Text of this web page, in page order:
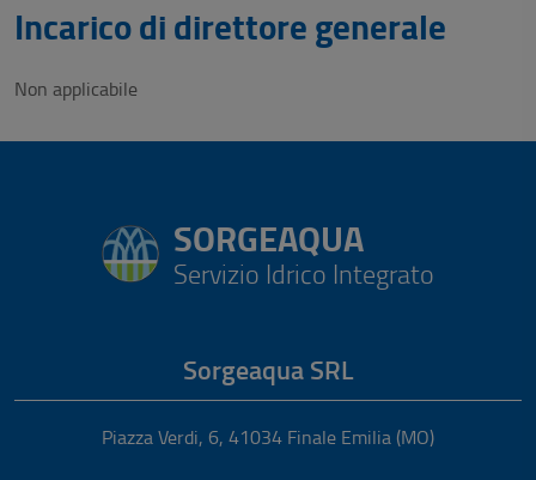
Incarico di direttore generale
Non applicabile
SORGEAQUA
Servizio Idrico Integrato
Sorgeaqua SRL
Piazza Verdi, 6, 41034 Finale Emilia (MO)